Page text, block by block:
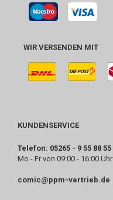
WIR VERSENDEN MIT
KUNDENSERVICE
Telefon: 05265 - 9 55 88 55
Mo - Fr von 09:00 - 16:00 Uhr
comic@ppm-vertrieb.de